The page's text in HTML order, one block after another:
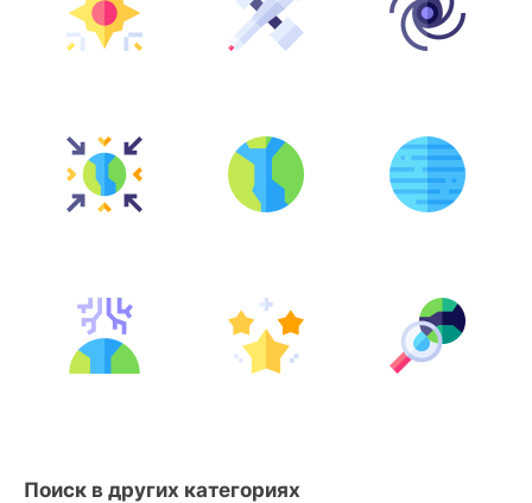
Поиск в других категориях